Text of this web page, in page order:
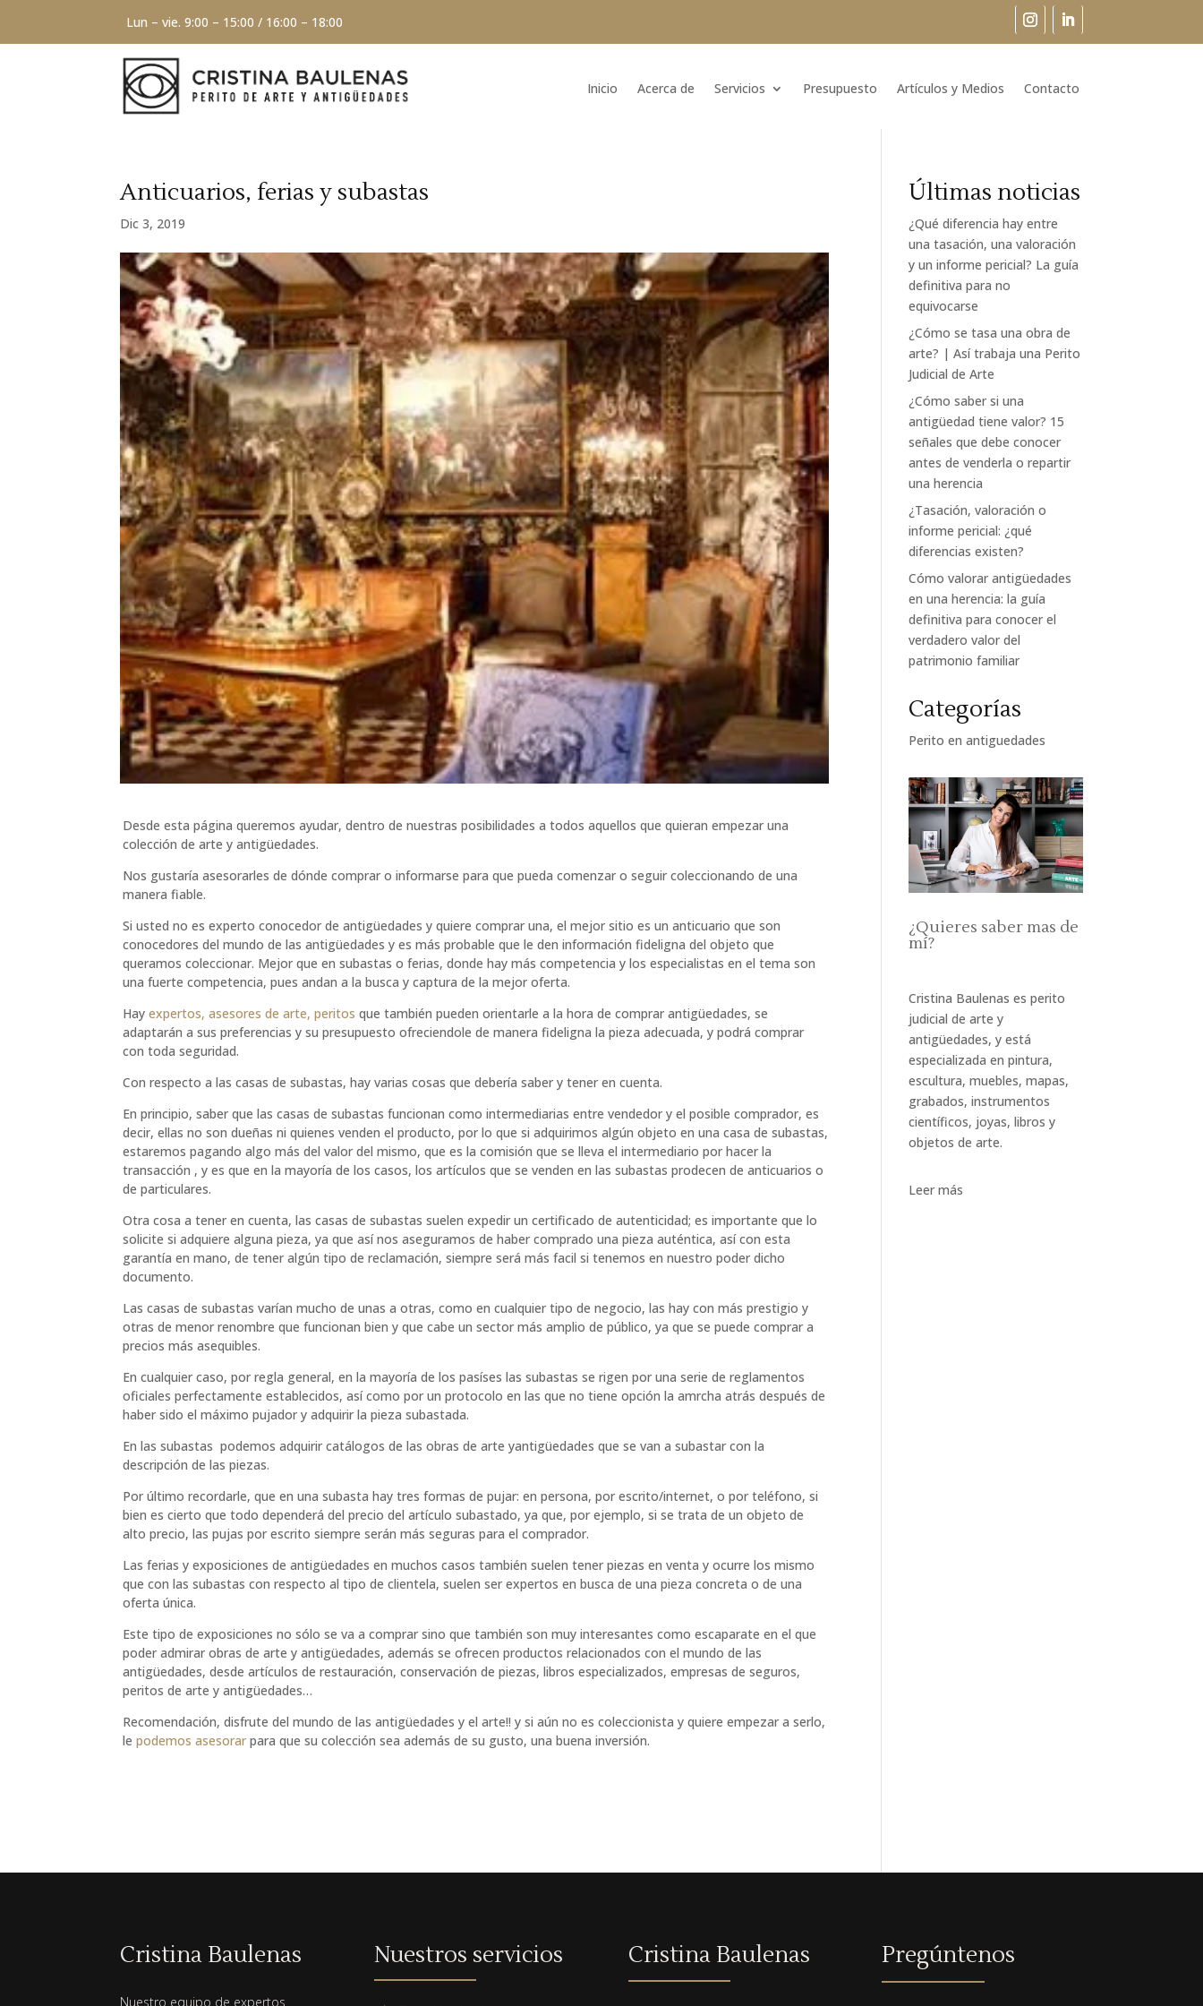
Lun – vie. 9:00 – 15:00 / 16:00 – 18:00
Inicio Acerca de Servicios Presupuesto Artículos y Medios Contacto
Anticuarios, ferias y subastas
Dic 3, 2019
Desde esta página queremos ayudar, dentro de nuestras posibilidades a todos aquellos que quieran empezar una
colección de arte y antigüedades.
Nos gustaría asesorarles de dónde comprar o informarse para que pueda comenzar o seguir coleccionando de una
manera fiable.
Si usted no es experto conocedor de antigüedades y quiere comprar una, el mejor sitio es un anticuario que son
conocedores del mundo de las antigüedades y es más probable que le den información fideligna del objeto que
queramos coleccionar. Mejor que en subastas o ferias, donde hay más competencia y los especialistas en el tema son
una fuerte competencia, pues andan a la busca y captura de la mejor oferta.
Hay expertos, asesores de arte, peritosque también pueden orientarle a la hora de comprar antigüedades, se
adaptarán a sus preferencias y su presupuesto ofreciendole de manera fideligna la pieza adecuada, y podrá comprar
con toda seguridad.
Con respecto a las casas de subastas, hay varias cosas que debería saber y tener en cuenta.
En principio, saber que las casas de subastas funcionan como intermediarias entre vendedor y el posible comprador, es
decir, ellas no son dueñas ni quienes venden el producto, por lo que si adquirimos algún objeto en una casa de subastas,
estaremos pagando algo más del valor del mismo, que es la comisión que se lleva el intermediario por hacer la
transacción , y es que en la mayoría de los casos, los artículos que se venden en las subastas prodecen de anticuarios o
de particulares.
Otra cosa a tener en cuenta, las casas de subastas suelen expedir un certificado de autenticidad; es importante que lo
solicite si adquiere alguna pieza, ya que así nos aseguramos de haber comprado una pieza auténtica, así con esta
garantía en mano, de tener algún tipo de reclamación, siempre será más facil si tenemos en nuestro poder dicho
documento.
Las casas de subastas varían mucho de unas a otras, como en cualquier tipo de negocio, las hay con más prestigio y
otras de menor renombre que funcionan bien y que cabe un sector más amplio de público, ya que se puede comprar a
precios más asequibles.
En cualquier caso, por regla general, en la mayoría de los pasíses las subastas se rigen por una serie de reglamentos
oficiales perfectamente establecidos, así como por un protocolo en las que no tiene opción la amrcha atrás después de
haber sido el máximo pujador y adquirir la pieza subastada.
En las subastas podemos adquirir catálogos de las obras de arte yantigüedades que se van a subastar con la
descripción de las piezas.
Por último recordarle, que en una subasta hay tres formas de pujar: en persona, por escrito/internet, o por teléfono, si
bien es cierto que todo dependerá del precio del artículo subastado, ya que, por ejemplo, si se trata de un objeto de
alto precio, las pujas por escrito siempre serán más seguras para el comprador.
Las ferias y exposiciones de antigüedades en muchos casos también suelen tener piezas en venta y ocurre los mismo
que con las subastas con respecto al tipo de clientela, suelen ser expertos en busca de una pieza concreta o de una
oferta única.
Este tipo de exposiciones no sólo se va a comprar sino que también son muy interesantes como escaparate en el que
poder admirar obras de arte y antigüedades, además se ofrecen productos relacionados con el mundo de las
antigüedades, desde artículos de restauración, conservación de piezas, libros especializados, empresas de seguros,
peritos de arte y antigüedades…
Recomendación, disfrute del mundo de las antigüedades y el arte!! y si aún no es coleccionista y quiere empezar a serlo,
le podemos asesorar para que su colección sea además de su gusto, una buena inversión.
Últimas noticias
¿Qué diferencia hay entre
una tasación, una valoración
y un informe pericial? La guía
definitiva para no
equivocarse
¿Cómo se tasa una obra de
arte? | Así trabaja una Perito
Judicial de Arte
¿Cómo saber si una
antigüedad tiene valor? 15
señales que debe conocer
antes de venderla o repartir
una herencia
¿Tasación, valoración o
informe pericial: ¿qué
diferencias existen?
Cómo valorar antigüedades
en una herencia: la guía
definitiva para conocer el
verdadero valor del
patrimonio familiar
Categorías
Perito en antiguedades
¿Quieres saber mas de
mí?
Cristina Baulenas es perito
judicial de arte y
antigüedades, y está
especializada en pintura,
escultura, muebles, mapas,
grabados, instrumentos
científicos, joyas, libros y
objetos de arte.
Leer más
Cristina Baulenas
Nuestro equipo de expertos
Nuestros servicios Cristina Baulenas Pregúntenos